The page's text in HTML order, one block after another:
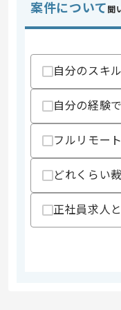
その他募集要項
エージェントからの
案件について 聞
自分のスキ
自分の経験
フルリモー
どれくらい
正社員求人